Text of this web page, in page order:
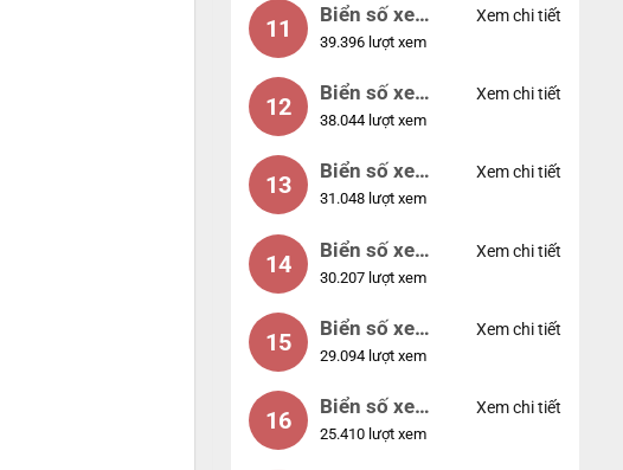
11
Biển số xe
01234
39.396 lượt xem
Xem chi tiết
12
Biển số xe
33333
38.044 lượt xem
Xem chi tiết
13
Biển số xe
22222
31.048 lượt xem
Xem chi tiết
14
Biển số xe
14953
30.207 lượt xem
Xem chi tiết
15
Biển số xe
24953
29.094 lượt xem
Xem chi tiết
16
Biển số xe
49053
25.410 lượt xem
Xem chi tiết